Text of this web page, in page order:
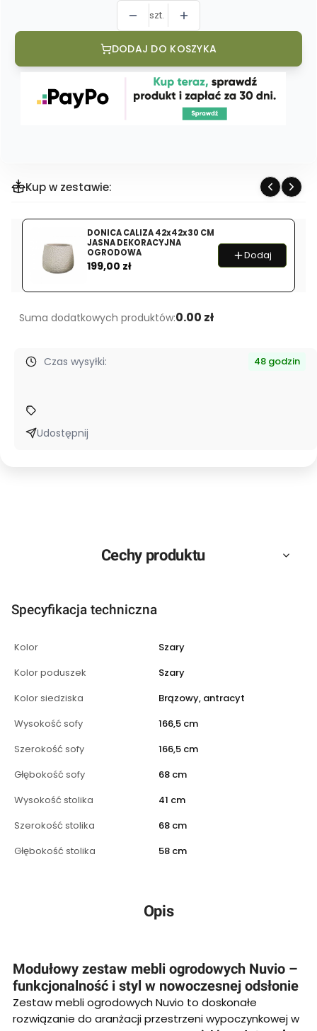
szt.
DODAJ DO KOSZYKA
Kup w zestawie:
DONICA CALIZA 42x42x30 CM
JASNA DEKORACYJNA
OGRODOWA
Cena
199,00 zł
Dodaj
Suma dodatkowych produktów:0.00 zł
Czas wysyłki: 48 godzin
Udostępnij
Cechy produktu
Specyfikacja techniczna
Kolor
Szary
Kolor poduszek
Szary
Kolor siedziska
Brązowy, antracyt
Wysokość sofy
166,5 cm
Szerokość sofy
166,5 cm
Głębokość sofy
68 cm
Wysokość stolika
41 cm
Szerokość stolika
68 cm
Głębokość stolika
58 cm
Opis
Modułowy zestaw mebli ogrodowych Nuvio –
funkcjonalność i styl w nowoczesnej odsłonie
Zestaw mebli ogrodowych Nuvio to doskonałe
rozwiązanie do aranżacji przestrzeni wypoczynkowej w